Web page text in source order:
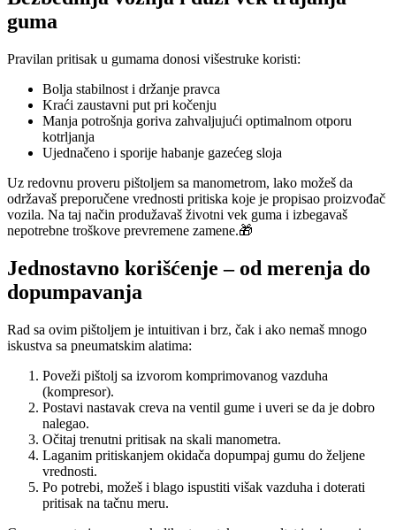
guma
Pravilan pritisak u gumama donosi višestruke koristi:
Bolja stabilnost i držanje pravca
Kraći zaustavni put pri kočenju
Manja potrošnja goriva zahvaljujući optimalnom otporu
kotrljanja
Ujednačeno i sporije habanje gazećeg sloja
Uz redovnu proveru pištoljem sa manometrom, lako možeš da
održavaš preporučene vrednosti pritiska koje je propisao proizvođač
vozila. Na taj način produžavaš životni vek guma i izbegavaš
nepotrebne troškove prevremene zamene.🎁
Jednostavno korišćenje – od merenja do
dopumpavanja
Rad sa ovim pištoljem je intuitivan i brz, čak i ako nemaš mnogo
iskustva sa pneumatskim alatima:
Poveži pištolj sa izvorom komprimovanog vazduha
(kompresor).
Postavi nastavak creva na ventil gume i uveri se da je dobro
nalegao.
Očitaj trenutni pritisak na skali manometra.
Laganim pritiskanjem okidača dopumpaj gumu do željene
vrednosti.
Po potrebi, možeš i blago ispustiti višak vazduha i doterati
pritisak na tačnu meru.